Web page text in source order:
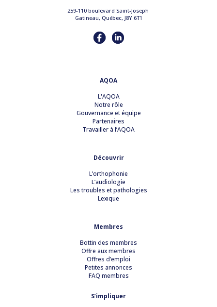
259-110 boulevard Saint-Joseph
Gatineau, Québec, J8Y 6T1
AQOA
L'AQOA
Notre rôle
Gouvernance et équipe
Partenaires
Travailler à l’AQOA
Découvrir
L’orthophonie
L’audiologie
Les troubles et pathologies
Lexique
Membres
Bottin des membres
Offre aux membres
Offres d’emploi
Petites annonces
FAQ membres
S’impliquer